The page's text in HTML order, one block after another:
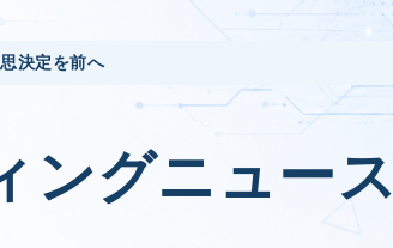
決定を前へ
ングニュース